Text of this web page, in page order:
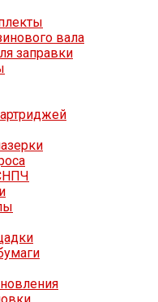
вала
заправки